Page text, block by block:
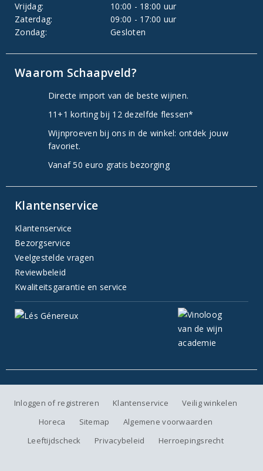
Vrijdag:
10:00 - 18:00 uur
Zaterdag:
09:00 - 17:00 uur
Zondag:
Gesloten
Waarom Schaapveld?
Directe import van de beste wijnen.
11+1 korting bij 12 dezelfde flessen*
Wijnproeven bij ons in de winkel: ontdek jouw
favoriet.
Vanaf 50 euro gratis bezorging
Klantenservice
Klantenservice
Bezorgservice
Veelgestelde vragen
Reviewbeleid
Kwaliteitsgarantie en service
Inloggen of registreren Klantenservice
Veilig winkelen
Horeca
Sitemap
Algemene voorwaarden
Leeftijdscheck
Privacybeleid Herroepingsrecht